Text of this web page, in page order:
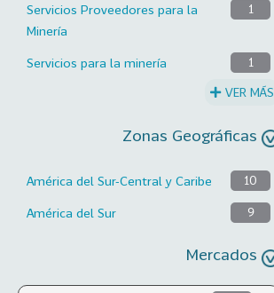
Servicios Proveedores para la
Minería
1
Servicios para la minería 1
VER MÁS
Zonas Geográficas
América del Sur-Central y Caribe 10
América del Sur 9
Mercados